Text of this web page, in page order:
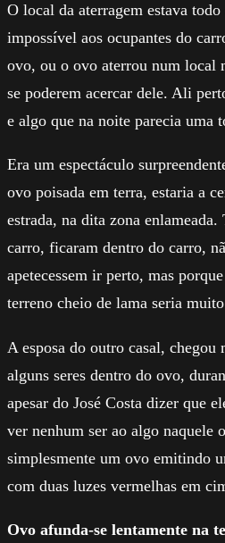
O local da aterragem estava
impossível aos ocupantes do
ovo, ou o ovo aterrou num local
se poderem acercar dele. Ali
e algo que na noite parecia uma
Era um espectáculo
ovo poisada em terra, estaria a
estrada, na dita zona enlameada.
carro, ficaram dentro do carro,
apetecessem ir perto, mas
terreno cheio de lama seria
A esposa do outro casal, chegou
alguns seres dentro do ovo,
apesar do José Costa dizer que
ver nenhum ser ao algo naquele
simplesmente um ovo emitindo
com duas luzes vermelhas em
Ovo afunda-se lentamente na